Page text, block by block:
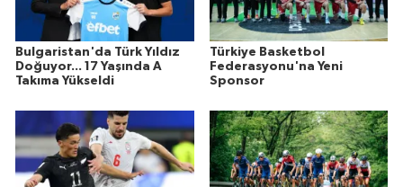
Bulgaristan'da Türk Yıldız
Doğuyor... 17 Yaşında A
Takıma Yükseldi
Türkiye Basketbol
Federasyonu'na Yeni
Sponsor